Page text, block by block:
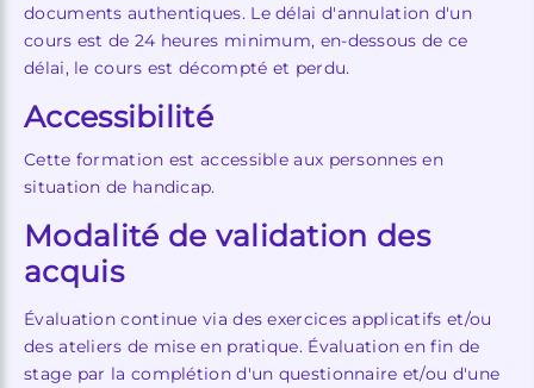
documents authentiques. Le délai d'annulation d'un
cours est de 24 heures minimum, en-dessous de ce
délai, le cours est décompté et perdu.
Accessibilité
Cette formation est accessible aux personnes en
situation de handicap.
Modalité de validation des
acquis
Évaluation continue via des exercices applicatifs et/ou
des ateliers de mise en pratique. Évaluation en fin de
stage par la complétion d'un questionnaire et/ou d'une